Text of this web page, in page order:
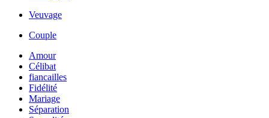
Veuvage
Couple
Amour
Célibat
fiancailles
Fidélité
Mariage
Séparation